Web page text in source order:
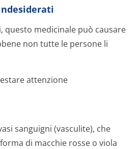
questo medicinale può causare
non tutte le persone li
attenzione
sanguigni (vasculite), che
di macchie rosse o viola